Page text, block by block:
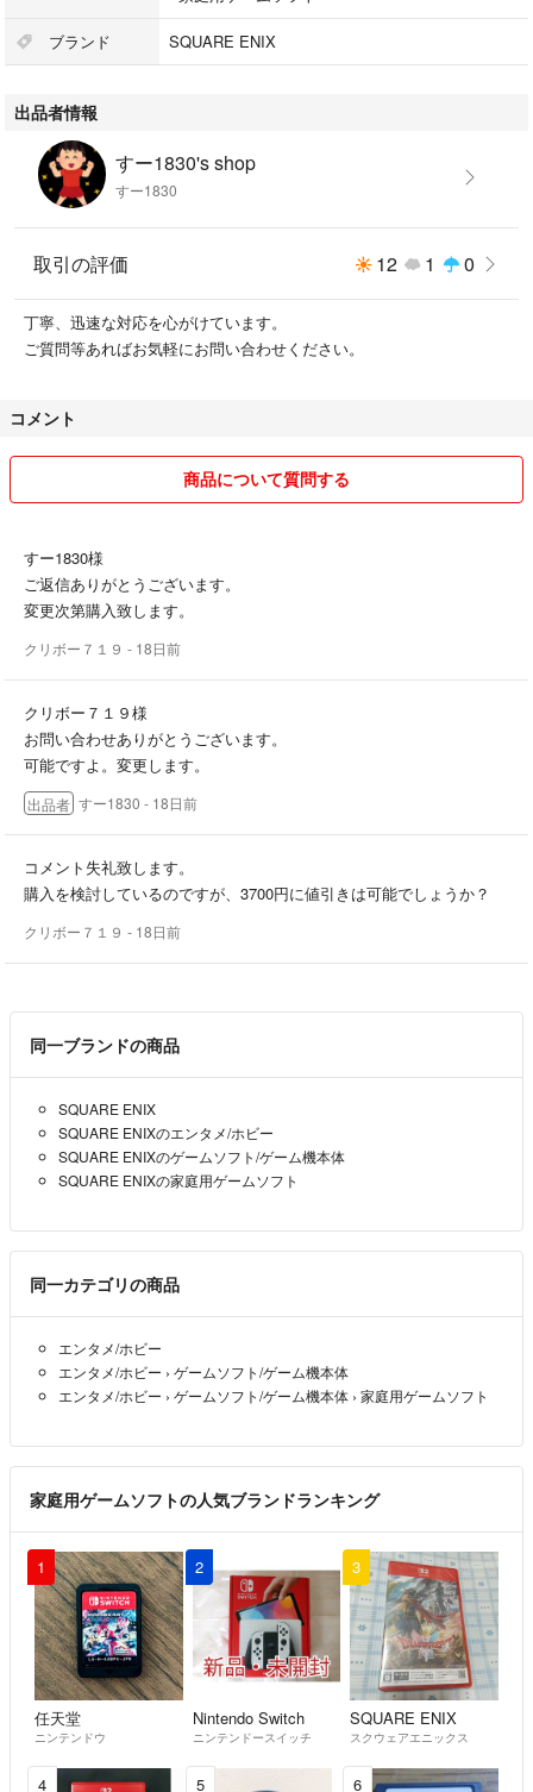
ブランド SQUARE ENIX
出品者情報
すー1830's shop
すー1830
取引の評価 12 1 0
丁寧、迅速な対応を心がけています。
ご質問等あればお気軽にお問い合わせください。
コメント
商品について質問する
すー1830様
ご返信ありがとうございます。
変更次第購入致します。
クリボー７１９ - 18日前
クリボー７１９様
お問い合わせありがとうございます。
可能ですよ。変更します。
出品者 すー1830 - 18日前
コメント失礼致します。
購入を検討しているのですが、3700円に値引きは可能でしょうか？
クリボー７１９ - 18日前
同一ブランドの商品
SQUARE ENIX
SQUARE ENIXのエンタメ/ホビー
SQUARE ENIXのゲームソフト/ゲーム機本体
SQUARE ENIXの家庭用ゲームソフト
同一カテゴリの商品
エンタメ/ホビー
エンタメ/ホビー › ゲームソフト/ゲーム機本体
エンタメ/ホビー › ゲームソフト/ゲーム機本体 › 家庭用ゲームソフト
家庭用ゲームソフトの人気ブランドランキング
1
任天堂
ニンテンドウ
2
Nintendo Switch
ニンテンドースイッチ
3
SQUARE ENIX
スクウェアエニックス
4 5 6